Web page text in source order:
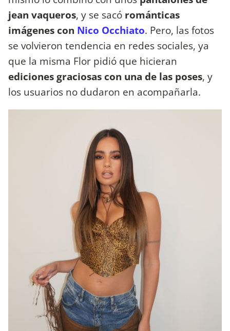
jean vaqueros, y se sacó románticas
imágenes con Nico Occhiato. Pero, las fotos
se volvieron tendencia en redes sociales, ya
que la misma Flor pidió que hicieran
ediciones graciosas con una de las poses, y
los usuarios no dudaron en acompañarla.